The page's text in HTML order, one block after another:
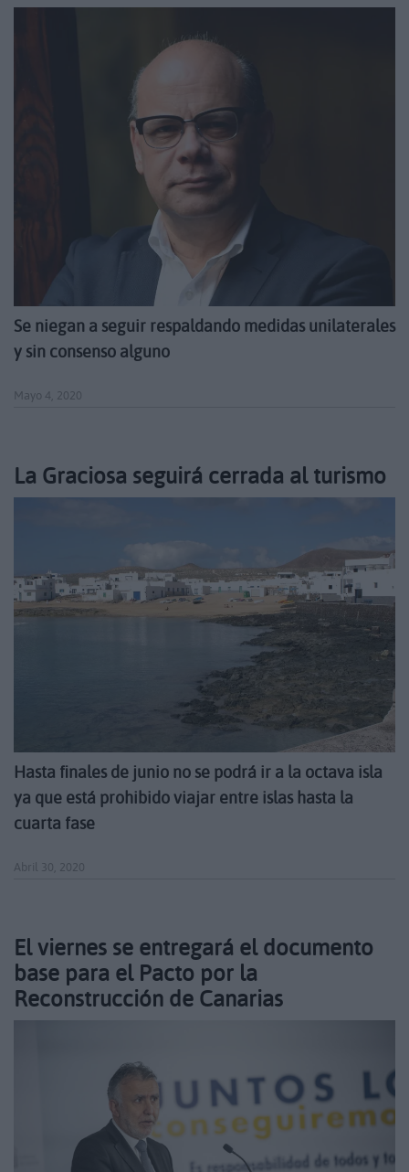
Se niegan a seguir respaldando medidas unilaterales
y sin consenso alguno
Mayo 4, 2020
La Graciosa seguirá cerrada al turismo
Hasta finales de junio no se podrá ir a la octava isla
ya que está prohibido viajar entre islas hasta la
cuarta fase
Abril 30, 2020
El viernes se entregará el documento
base para el Pacto por la
Reconstrucción de Canarias